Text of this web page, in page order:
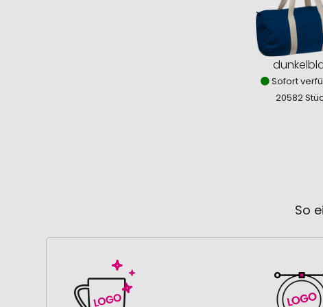
Sofort
20582
So